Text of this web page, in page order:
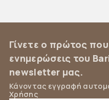
Γίνετε ο πρώτος
ενημερώσεις του
newsletter μας.
Κάνοντας εγγραφή
Χρήσης